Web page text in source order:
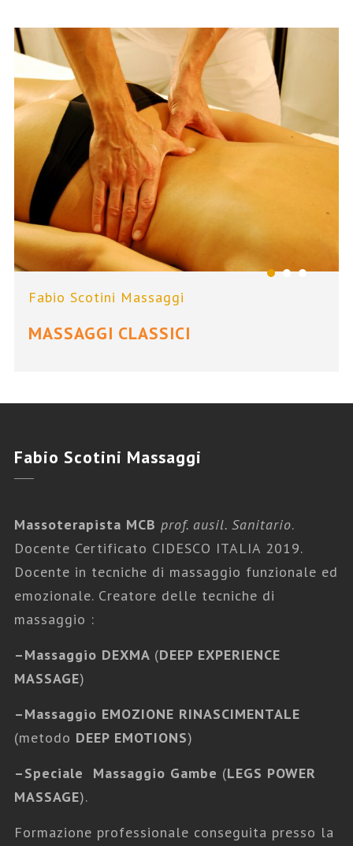
Fabio Scotini Massaggi
MASSAGGI CLASSICI
MASSAGGI EMOZIONALI
Fabio Scotini Massaggi
Massoterapista MCB prof. ausil. Sanitario.
Docente Certificato CIDESCO ITALIA 2019.
Docente in tecniche di massaggio funzionale ed
emozionale. Creatore delle tecniche di
massaggio :
–Massaggio DEXMA (DEEP EXPERIENCE
MASSAGE)
–Massaggio EMOZIONE RINASCIMENTALE
(metodo DEEP EMOTIONS)
–Speciale Massaggio Gambe (LEGS POWER
MASSAGE).
Formazione professionale conseguita presso la